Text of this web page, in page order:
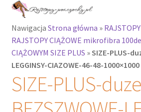
Przejdź
nawigacji
Przejdź
treści
Rajstopy
Rozwiń
menu
potomne
Rajstopy Orirose
Pończochy i
zakolanówki
Nawigacja Strona główna »
RAJSTOPY CIĄŻOWE mikrofibra
CIĄŻOWYM SIZE PLUS »SIZE-PLUS-
LEGGINSY-CIAZOWE-46-48-1000×1000
SIZE-PLUS-